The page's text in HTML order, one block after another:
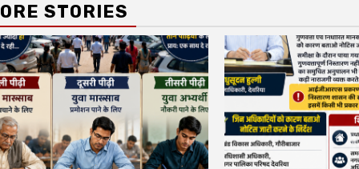
STORIES